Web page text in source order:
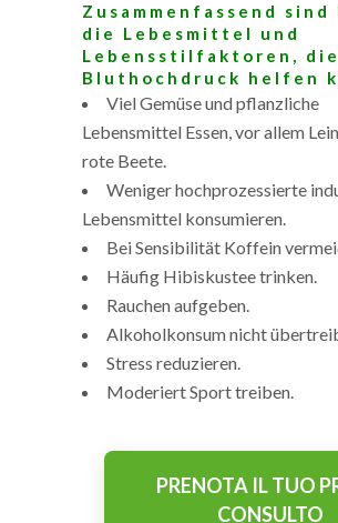
Zusammenfassend sind
die Lebesmittel und
Lebensstilfaktoren,
Bluthochdruck helfen
Viel Gemüse und pflanzliche
Lebensmittel Essen, vor allem
rote Beete.
Weniger hochprozessierte
Lebensmittel konsumieren.
Bei Sensibilität Koffein
Häufig Hibiskustee trinken.
Rauchen aufgeben.
Alkoholkonsum nicht
Stress reduzieren.
Moderiert Sport treiben.
PRENOTA IL TUO
CONSULTO